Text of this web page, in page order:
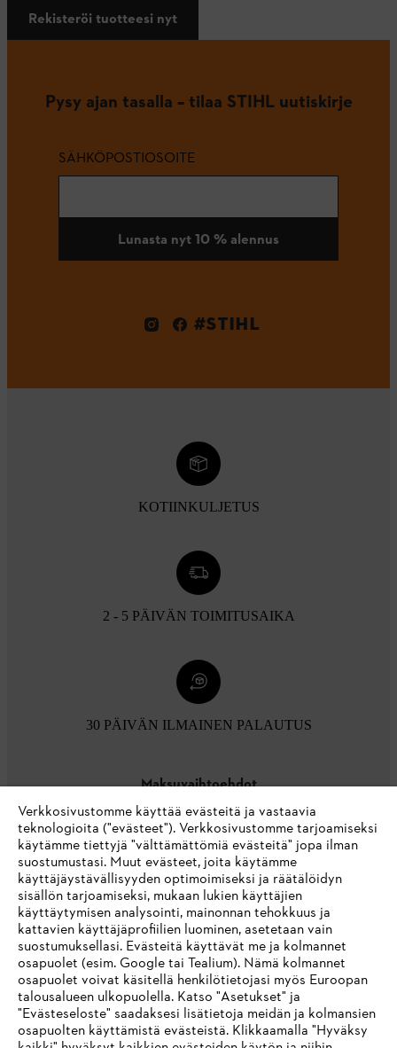
Rekisteröi tuotteesi nyt
Pysy ajan tasalla – tilaa STIHL uutiskirje
SÄHKÖPOSTIOSOITE
Lunasta nyt 10 % alennus
#STIHL
KOTIINKULJETUS
2 - 5 PÄIVÄN TOIMITUSAIKA
30 PÄIVÄN ILMAINEN PALAUTUS
Maksuvaihtoehdot
Yritys
STIHL FAQ
Verkkosivustomme käyttää evästeitä ja vastaavia
teknologioita ("evästeet"). Verkkosivustomme tarjoamiseksi
käytämme tiettyjä "välttämättömiä evästeitä" jopa ilman
suostumustasi. Muut evästeet, joita käytämme
käyttäjäystävällisyyden optimoimiseksi ja räätälöidyn
sisällön tarjoamiseksi, mukaan lukien käyttäjien
käyttäytymisen analysointi, mainonnan tehokkuus ja
kattavien käyttäjäprofiilien luominen, asetetaan vain
suostumuksellasi. Evästeitä käyttävät me ja kolmannet
osapuolet (esim. Google tai Tealium). Nämä kolmannet
osapuolet voivat käsitellä henkilötietojasi myös Euroopan
talousalueen ulkopuolella. Katso "Asetukset" ja
"Evästeseloste" saadaksesi lisätietoja meidän ja kolmansien
osapuolten käyttämistä evästeistä. Klikkaamalla "Hyväksy